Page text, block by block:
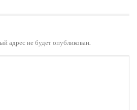
адрес не будет опубликован.